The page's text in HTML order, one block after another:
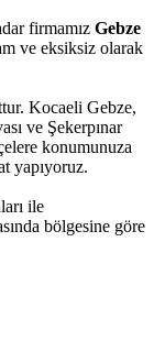
firmamız Gebze
ve eksiksiz olarak
Kocaeli Gebze,
ve Şekerpınar
konumunuza
yapıyoruz.
ile
bölgesine göre